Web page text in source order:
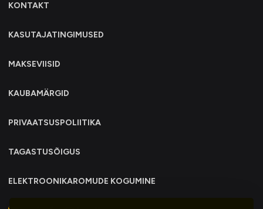
KONTAKT
KASUTAJATINGIMUSED
MAKSEVIISID
KAUBAMÄRGID
PRIVAATSUSPOLIITIKA
TAGASTUSÕIGUS
ELEKTROONIKAROMUDE KOGUMINE